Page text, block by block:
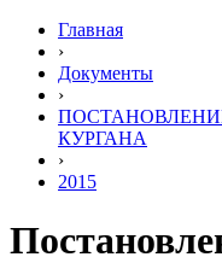
Главная
›
Документы
›
КУРГАНА
›
2015